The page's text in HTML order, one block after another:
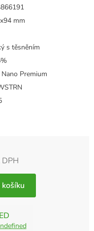
mm
s těsněním
Premium